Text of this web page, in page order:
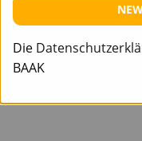
Die
BAAK